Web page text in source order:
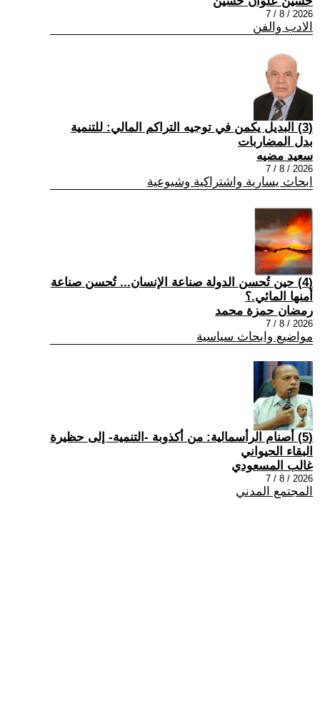
2026 / 8 / 7
الادب والفن
(3) البديل يكمن في توجيه التراكم المالي: للتنمية
بدل المضاربات
سعيد مضيه
2026 / 8 / 7
ابحاث يسارية واشتراكية وشيوعية
(4) حين تُحسن الدولة صناعة الإنسان... تُحسن صناعة
أمنها المائي.؟
رمضان حمزة محمد
2026 / 8 / 7
مواضيع وابحاث سياسية
(5) أصنام الرأسمالية: من أكذوبة -التنمية- إلى حظيرة
البقاء الحيواني
غالب المسعودي
2026 / 8 / 7
المجتمع المدني